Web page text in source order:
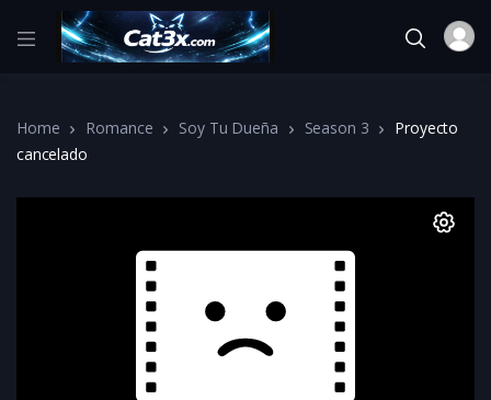
Home Romance Soy Tu Dueña Season 3
Proyecto
cancelado